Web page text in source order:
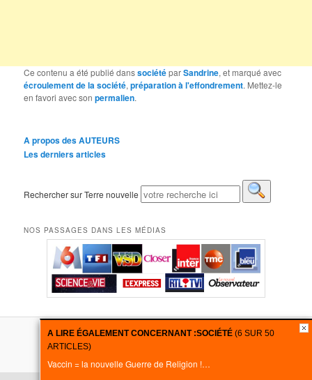
Ce contenu a été publié danssociétéparSandrine, et marqué avec
écroulement de la société,préparation à l'effondrement. Mettez-le
en favori avec sonpermalien.
A propos des AUTEURS
Les derniers articles
Rechercher sur Terre nouvelle
NOS PASSAGES DANS LES MÉDIAS
Fièrement propulsé par WordPress
A LIRE ÉGALEMENT CONCERNANT :SOCIÉTÉ (6 SUR 50
ARTICLES)
Vaccin = la nouvelle Guerre de Religion !…